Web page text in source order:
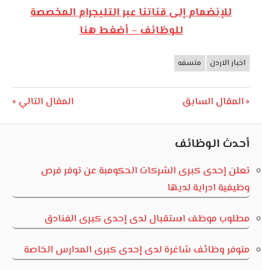
للإنضمام إلى قناتنا عبر التليجرام المخصصة
للوظائف – أضغط هنا
وظائف
اخبار الاردن منسقه
تصفّح
المقالات
Previous
المقال السابق
Next
المقال التالي
أحدث الوظائف
تعلن إحدى كبرى الشركات الحكومبة عن توفر فرص
وظيفية ادراية لديها
مطلوب موظف استقبال لدى إحدى كبرى الفنادق
متوفر وظائف شاغرة لدى إحدى كبرى المدارس الخاصة